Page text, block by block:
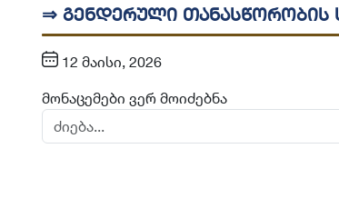
⇒ გენდერული თანასწორობის
12 მაისი, 2026
მონაცემები ვერ მოიძებნა